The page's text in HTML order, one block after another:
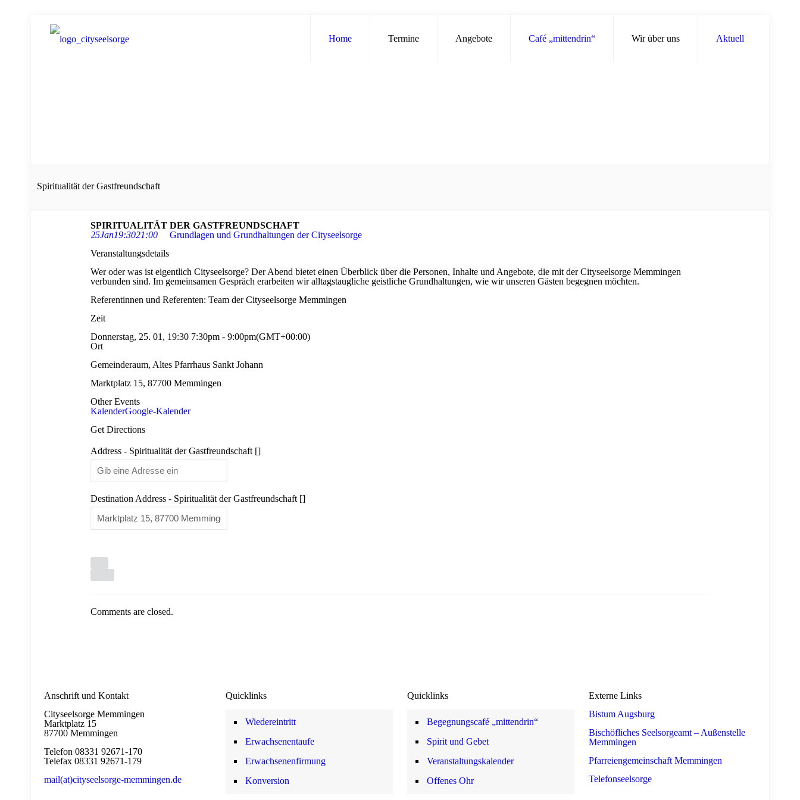
Home Termine Angebote Café „mittendrin“ Wir über uns Aktuell
Spiritualität der Gastfreundschaft
SPIRITUALITÄT DER GASTFREUNDSCHAFT
25Jan19:3021:00
Grundlagen und Grundhaltungen der Cityseelsorge
Veranstaltungsdetails
Wer oder was ist eigentlich Cityseelsorge? Der Abend bietet einen Überblick über die Personen, Inhalte und Angebote, die mit der Cityseelsorge Memmingen
verbunden sind. Im gemeinsamen Gespräch erarbeiten wir alltagstaugliche geistliche Grundhaltungen, wie wir unseren Gästen begegnen möchten.
Referentinnen und Referenten: Team der Cityseelsorge Memmingen
Zeit
Donnerstag, 25. 01, 19:30 7:30pm - 9:00pm(GMT+00:00)
Ort
Gemeinderaum, Altes Pfarrhaus Sankt Johann
Marktplatz 15, 87700 Memmingen
Other Events
KalenderGoogle-Kalender
Get Directions
Address - Spiritualität der Gastfreundschaft []
Destination Address - Spiritualität der Gastfreundschaft []
Comments are closed.
Anschrift und Kontakt
Cityseelsorge Memmingen
Marktplatz 15
87700 Memmingen
Telefon 08331 92671-170
Telefax 08331 92671-179
mail(at)cityseelsorge-memmingen.de
Quicklinks
Wiedereintritt
Erwachsenentaufe
Erwachsenenfirmung
Konversion
Quicklinks
Begegnungscafé „mittendrin“
Spirit und Gebet
Veranstaltungskalender
Offenes Ohr
Externe Links
Bistum Augsburg
Bischöfliches Seelsorgeamt – Außenstelle
Memmingen
Pfarreiengemeinschaft Memmingen
Telefonseelsorge